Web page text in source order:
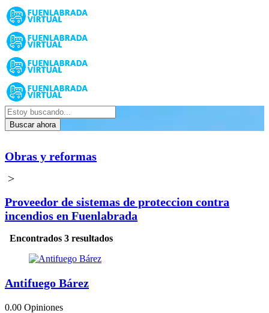
Buscar ahora
Obras y reformas
>
Proveedor de sistemas de proteccion contra
incendios en Fuenlabrada
Encontrados 3 resultados
Antifuego Bárez
0.00 Opiniones